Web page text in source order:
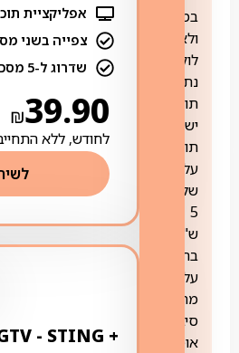
במידה
ולא
לוקחים
נתב
תומך,
ישנה
תוספת
עלות
של
5
ש"ח
בחודש
על
מתאם
סיב
אופטי
אפליקציית
צפייה בשני
שדרוג ל-5 מסכים במקביל ב-54.9 ש"ח לחודש
₪39.90
לחודש, ללא